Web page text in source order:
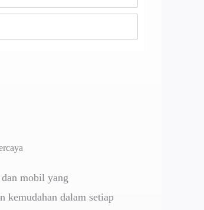
mobil yang
kemudahan dalam setiap